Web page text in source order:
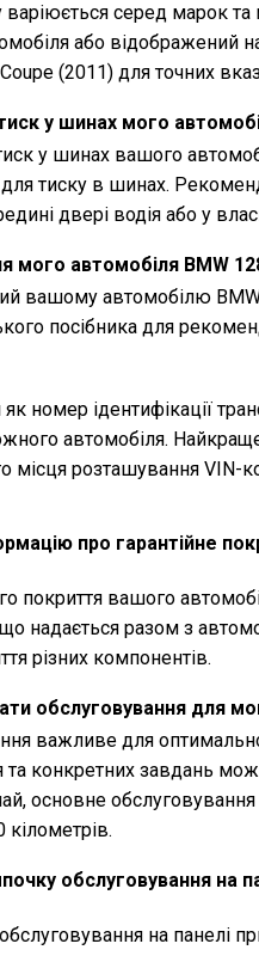
серед марок
або відображений
(2011) для точних
у шинах мого
у шинах вашого
тиску в шинах.
двері водія або у
мого автомобіля BMW
вашому автомобілю
посібника для
номер ідентифікації
автомобіля.
місця розташування VIN-
про гарантійне
покриття вашого
що надається разом з
різних компонентів.
обслуговування для
важливе для
та конкретних завдань
основне
кілометрів.
обслуговування на
на панелі